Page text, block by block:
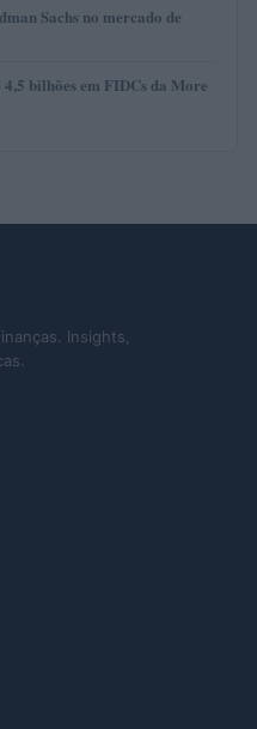
Sachs no mercado de
bilhões em FIDCs da More
Insights,